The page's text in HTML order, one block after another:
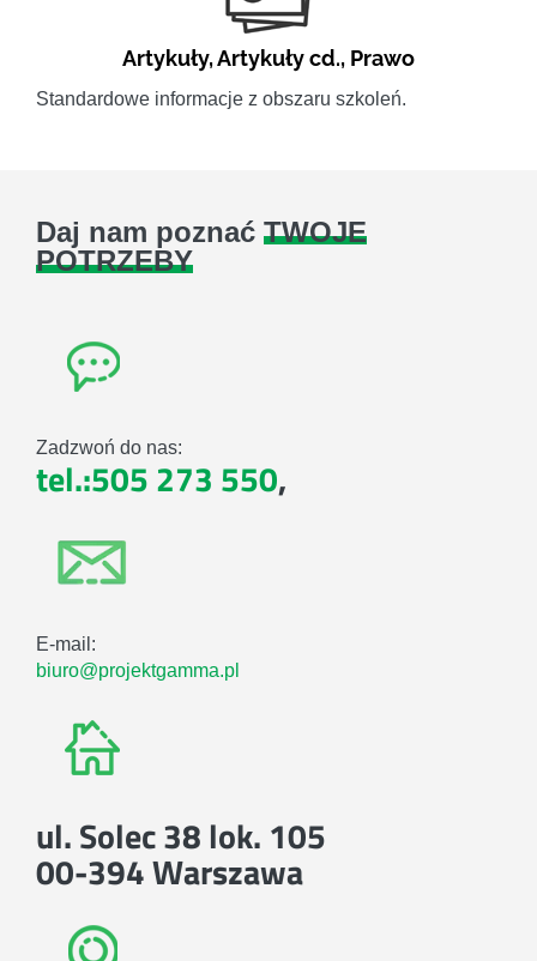
Artykuły,Artykuły cd., Prawo
Standardowe informacje z obszaru szkoleń.
Daj nam poznać TWOJE
POTRZEBY
Zadzwoń do nas:
tel.:505 273 550,
E-mail:
biuro@projektgamma.pl
ul. Solec 38 lok. 105
00-394 Warszawa